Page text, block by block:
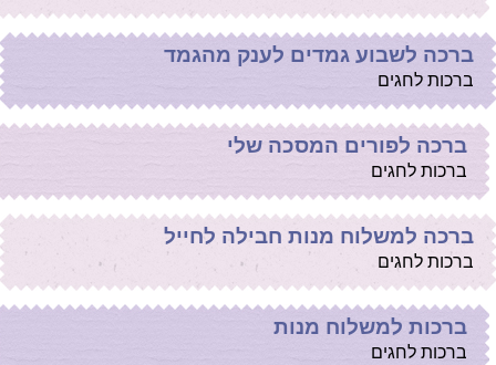
ברכה לשבוע גמדים לענק מהגמד
ברכות לחגים
ברכה לפורים המסכה שלי
ברכות לחגים
ברכה למשלוח מנות חבילה לחייל
ברכות לחגים
ברכות למשלוח מנות
ברכות לחגים